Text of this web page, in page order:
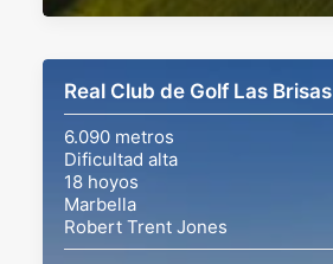
Real Club de Golf Las Brisas
6.090 metros
Dificultad alta
18 hoyos
Marbella
Robert Trent Jones